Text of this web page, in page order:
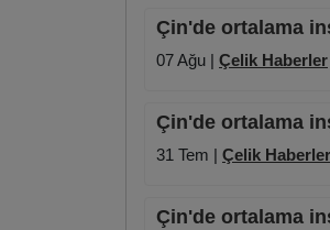
Çin'de ortalama
07 Ağu | Çelik Haberler
Çin'de ortalama
31 Tem | Çelik Haberler
Çin'de ortalama